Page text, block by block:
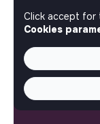
ABOUT
More about
Our mission
Makesense
Click accept for
Cookies